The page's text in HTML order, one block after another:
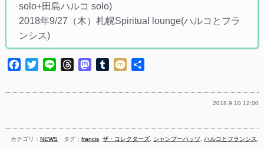
solo+田島ハルコ solo)
2018年9/27（木）札幌Spiritual lounge(ハルコとフラ
ンシス)
Facebook
TwitterLine ThreadsMastodon
Tumblr
Mixi
2018.9.10 12:00
カテゴリ：NEWS タグ：francis ,ザ・コレクターズ シャンプーハッツ ,ハルコとフランシス